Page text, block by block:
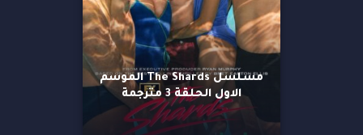
مسلسل The Shards الموسم
الاول الحلقة 3 مترجمة